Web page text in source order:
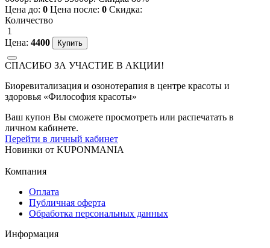
Цена до: 0 Цена после: 0 Скидка:
Количество
1
Цена: 4400
СПАСИБО ЗА УЧАСТИЕ В АКЦИИ!
Биоревитализация и озонотерапия в центре красоты и
здоровья «Философия красоты»
Ваш купон Вы сможете просмотреть или распечатать в
личном кабинете.
Перейти в личный кабинет
Новинки от KUPONMANIA
Компания
Оплата
Публичная оферта
Обработка персональных данных
Информация